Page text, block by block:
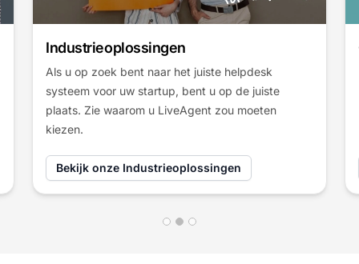
Gebruiksscenario's
LiveAgent brengt positieve verandering in veel
bedrijven wereldwijd. Lees verhalen van onze
klanten en zie hoe zij hun bedrijf met LiveAgent
hebben verbeterd.
Bekijk Gebruiksscenario's